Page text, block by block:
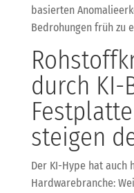
basierten
Bedrohungen früh zu
durch KI-
steigen
Der KI-Hype hat auch
Hardwarebranche: